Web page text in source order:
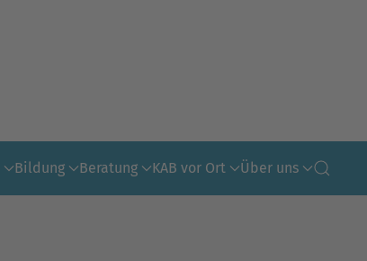
Bildung Beratung KAB vor Ort Über uns